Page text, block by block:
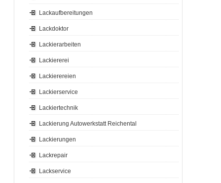
Lackaufbereitungen
Lackdoktor
Lackierarbeiten
Lackiererei
Lackierereien
Lackierservice
Lackiertechnik
Lackierung Autowerkstatt Reichental
Lackierungen
Lackrepair
Lackservice